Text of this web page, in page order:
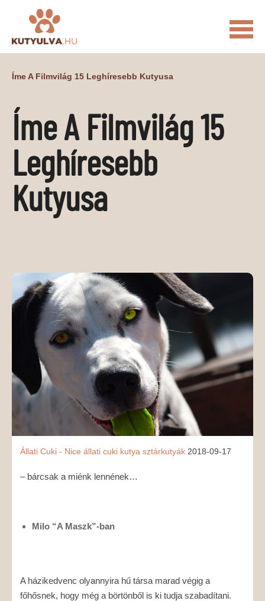
KUTYULVA – HÍREK
CUKI ÉLETKÉPEK NÖVÉNYEK
ÁLLATI
ÁLLATI ELEDELEK
ÁLLATI SZOLGÁLTATÁSOK
MÉDIAAJÁNLAT
KAPCSOLAT
Íme A Filmvilág 15 Leghíresebb Kutyusa
Íme A Filmvilág 15
Leghíresebb
Kutyusa
Állati Cuki - Nice állati cuki kutya sztárkutyák 2018-09-17
– bárcsak a miénk lennének…
Milo “A Maszk”-ban
A házikedvenc olyannyira hű társa marad végig a
főhősnek, hogy még a börtönből is ki tudja szabadítani.